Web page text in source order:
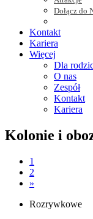
Dołącz do
Kontakt
Kariera
Więcej
Dla
O nas
Zespół
Kontakt
Kariera
Kolonie i
1
2
»
Rozrywkowe